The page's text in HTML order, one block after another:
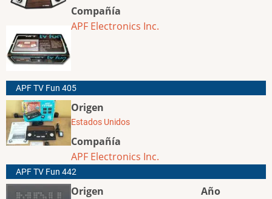
Compañía
APF Electronics Inc.
APF TV Fun 405
Origen
Estados Unidos
Compañía
APF Electronics Inc.
APF TV Fun 442
Origen
Año